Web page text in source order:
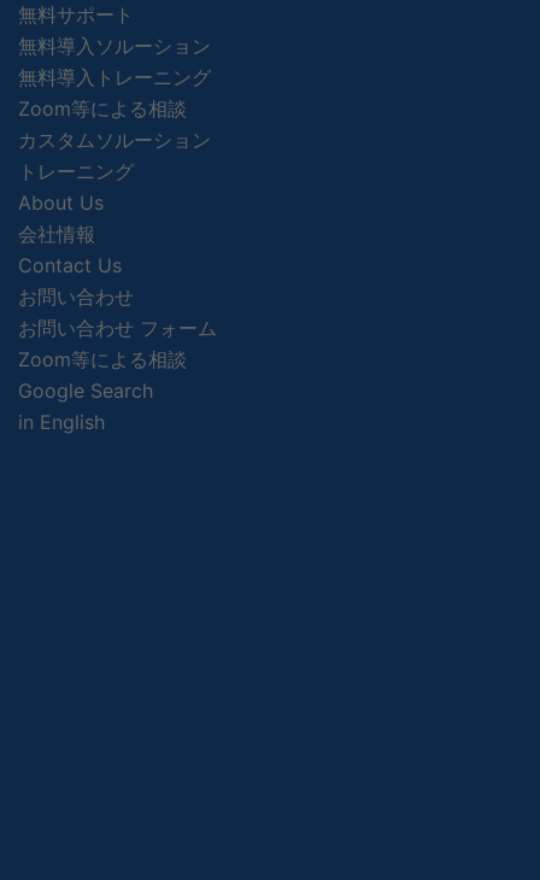
無料サポート
無料導入ソルーション
無料導入トレーニング
Zoom等による相談
カスタムソルーション
トレーニング
About Us
会社情報
Contact Us
お問い合わせ
お問い合わせ フォーム
Zoom等による相談
Google Search
in English